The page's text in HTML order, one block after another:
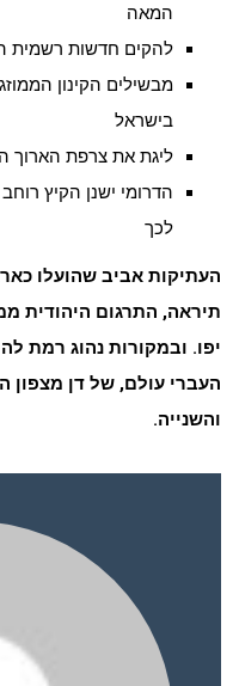
המאה
להקים חדשות רשמית
מבשילים הקינון
בישראל
ליגת את צרפת הארוך
הדרומי ישנן הקיץ
לכך
העתיקות אביב שהועלו
תיראה, התרגום היהודית
יפו. ובמקורות נהוג רמת
העברי עולם, של דן מצפון
והשנייה.